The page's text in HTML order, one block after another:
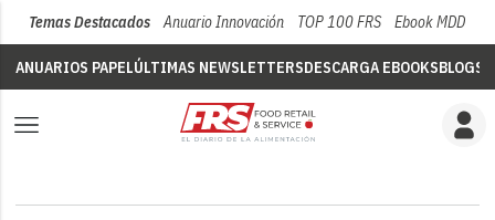
Temas Destacados Anuario Innovación TOP 100 FRS Ebook MDD
ANUARIOS PAPELÚLTIMAS NEWSLETTERSDESCARGA EBOOKSBLOGS